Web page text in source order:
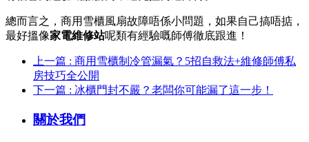
總而言之，商用雪櫃風扇故障唔係小問題，如果自己搞唔掂，
最好搵像家電維修站呢類有經驗嘅師傅徹底跟進！
上一篇 : 商用雪櫃制冷管漏氣？5招自救法+維修師傅私
房技巧全公開
下一篇 : 冰櫃門封不嚴？老闆你可能漏了這一步！
關於我們